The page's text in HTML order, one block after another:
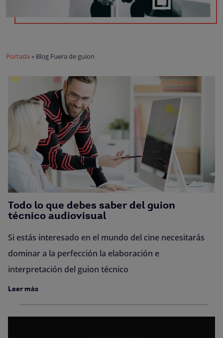
Portada » Blog Fuera de guion
Todo lo que debes saber del guion
técnico audiovisual
Si estás interesado en el mundo del cine necesitarás
dominar a la perfección la elaboración e
interpretación del guion técnico
Leer más